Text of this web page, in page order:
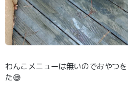
わんこメニューは無いのでおやつ
た😅